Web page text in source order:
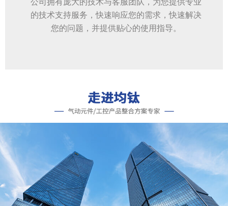
的技术支持服务，快速响应您的需求，快速解决
您的问题，并提供贴心的使用指导。